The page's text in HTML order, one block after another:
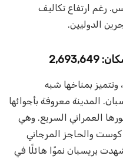
رغم ارتفاع تكاليف
الدوليين.
وتتميز بمناخها شبه
المدينة معروفة بأجوائها
العمراني السريع. وهي
والحاجز المرجاني
بريسبان نموًا هائلًا في